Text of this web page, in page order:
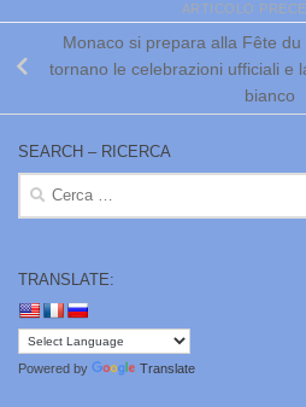
ARTICOLO
Monaco si prepara alla Fête
tornano le celebrazioni ufficiali e
bianco
SEARCH – RICERCA
Ricerca
per:
TRANSLATE:
Powered by Translate